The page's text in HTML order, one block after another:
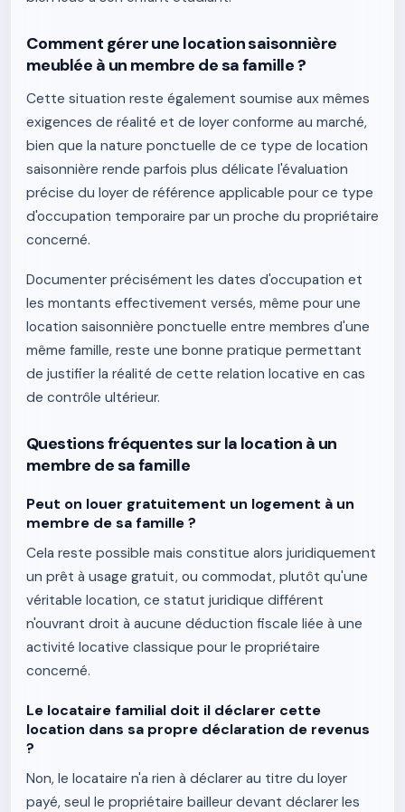
Comment gérer une location saisonnière
meublée à un membre de sa famille ?
Cette situation reste également soumise aux mêmes
exigences de réalité et de loyer conforme au marché,
bien que la nature ponctuelle de ce type de location
saisonnière rende parfois plus délicate l'évaluation
précise du loyer de référence applicable pour ce type
d'occupation temporaire par un proche du propriétaire
concerné.
Documenter précisément les dates d'occupation et
les montants effectivement versés, même pour une
location saisonnière ponctuelle entre membres d'une
même famille, reste une bonne pratique permettant
de justifier la réalité de cette relation locative en cas
de contrôle ultérieur.
Questions fréquentes sur la location à un
membre de sa famille
Peut on louer gratuitement un logement à un
membre de sa famille ?
Cela reste possible mais constitue alors juridiquement
un prêt à usage gratuit, ou commodat, plutôt qu'une
véritable location, ce statut juridique différent
n'ouvrant droit à aucune déduction fiscale liée à une
activité locative classique pour le propriétaire
concerné.
Le locataire familial doit il déclarer cette
location dans sa propre déclaration de revenus
?
Non, le locataire n'a rien à déclarer au titre du loyer
payé, seul le propriétaire bailleur devant déclarer les